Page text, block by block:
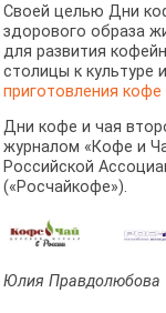
Своей целью Дни
здорового образа
для развития
столицы к культуре
приготовления кофе
Дни кофе и чая
журналом «Кофе и
Российской
(«Росчайкофе»).
Юлия Правдолюбова